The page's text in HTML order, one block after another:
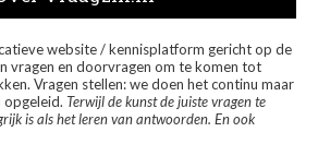
website / kennisplatform gericht op de
vragen en doorvragen om te komen tot
Vragen stellen: we doen het continu maar
opgeleid. Terwijl de kunst de juiste vragen te
is als het leren van antwoorden. En ook